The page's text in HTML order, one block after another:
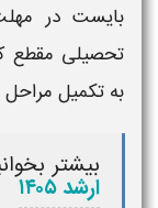
بایست در
تحصیلی مقطع
به تکمیل مراحل
بیشتر
ارشد ۱۴۰۵